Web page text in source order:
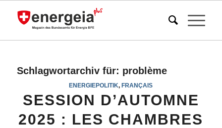
Schlagwortarchiv für: problème
ENERGIEPOLITIK,FRANÇAIS
SESSION D’AUTOMNE
2025 : LES CHAMBRES